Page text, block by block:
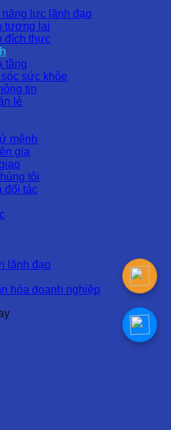
năng lực lãnh đạo
tương lai
đích thực
tầng
sức khỏe
tin
lẻ
mệnh
gia
tôi
đối tác
lãnh đạo
hóa doanh nghiệp